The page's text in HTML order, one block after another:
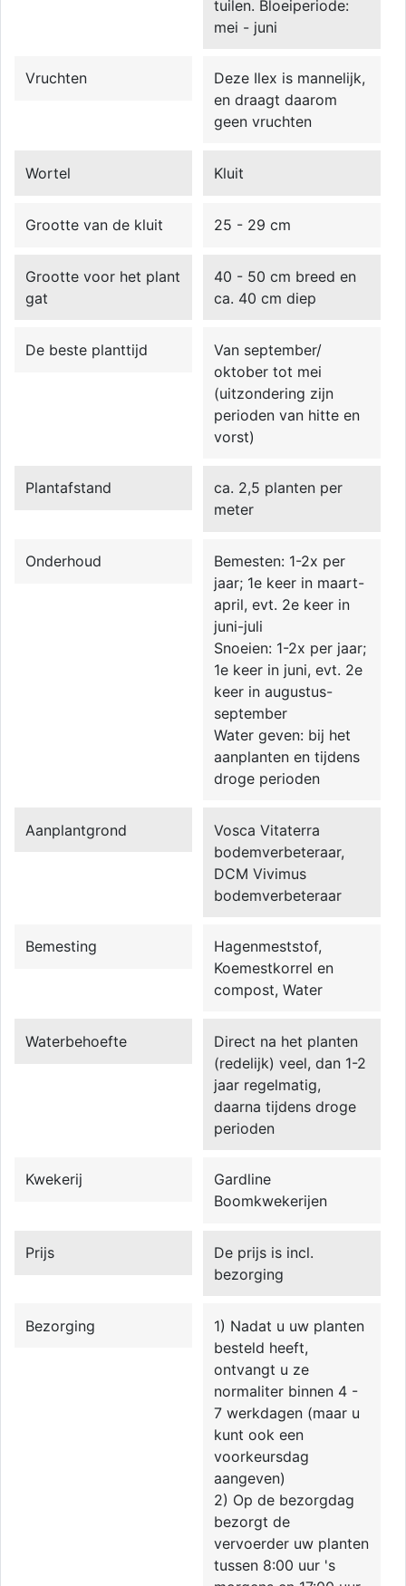
tuilen. Bloeiperiode:
mei - juni
Vruchten
Deze Ilex is mannelijk,
en draagt daarom
geen vruchten
Wortel Kluit
Grootte van de kluit 25 - 29 cm
Grootte voor het plant
gat
40 - 50 cm breed en
ca. 40 cm diep
De beste planttijd
Van september/
oktober tot mei
(uitzondering zijn
perioden van hitte en
vorst)
Plantafstand
ca. 2,5 planten per
meter
Onderhoud
Bemesten: 1-2x per
jaar; 1e keer in maart-
april, evt. 2e keer in
juni-juli
Snoeien: 1-2x per jaar;
1e keer in juni, evt. 2e
keer in augustus-
september
Water geven: bij het
aanplanten en tijdens
droge perioden
Aanplantgrond
Vosca Vitaterra
bodemverbeteraar,
DCM Vivimus
bodemverbeteraar
Bemesting
Hagenmeststof,
Koemestkorrel en
compost, Water
Waterbehoefte
Direct na het planten
(redelijk) veel, dan 1-2
jaar regelmatig,
daarna tijdens droge
perioden
Kwekerij
Gardline
Boomkwekerijen
Prijs
De prijs is incl.
bezorging
Bezorging
1) Nadat u uw planten
besteld heeft,
ontvangt u ze
normaliter binnen 4 -
7 werkdagen (maar u
kunt ook een
voorkeursdag
aangeven)
2) Op de bezorgdag
bezorgt de
vervoerder uw planten
tussen 8:00 uur 's